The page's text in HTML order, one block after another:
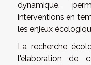
dynamique,
interventions en
les enjeux
La recherche
l'élaboration de